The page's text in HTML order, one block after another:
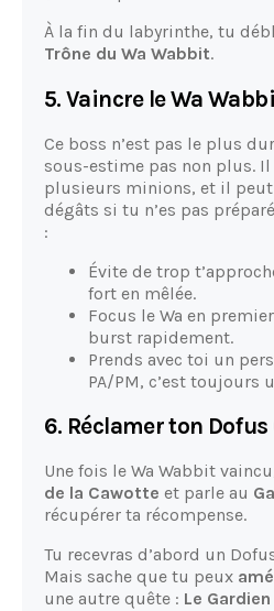
À la fin du labyrinthe, tu
Trône du Wa Wabbit.
5. Vaincre le Wa
Ce boss n’est pas le plus
sous-estime pas non plus.
plusieurs minions, et il
dégâts si tu n’es pas
:
Évite de trop
fort en mêlée.
Focus le Wa en
burst rapidement.
Prends avec toi un
PA/PM, c’est toujours
6. Réclamer ton
Une fois le Wa Wabbit
de la Cawotte et parle au
récupérer ta récompense.
Tu recevras d’abord un
Mais sache que tu peux
une autre quête : Le